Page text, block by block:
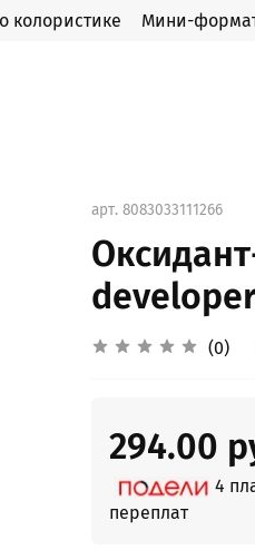
колористике Мини-
арт. 8083033111266
(0)
294.00
4
переплат